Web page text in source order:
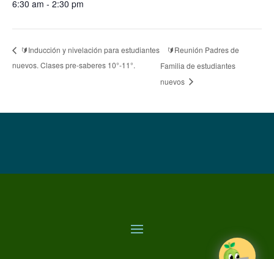
6:30 am - 2:30 pm
🔰Inducción y nivelación para estudiantes
nuevos. Clases pre-saberes 10°-11°.
🔰Reunión Padres de
Familia de estudiantes
nuevos